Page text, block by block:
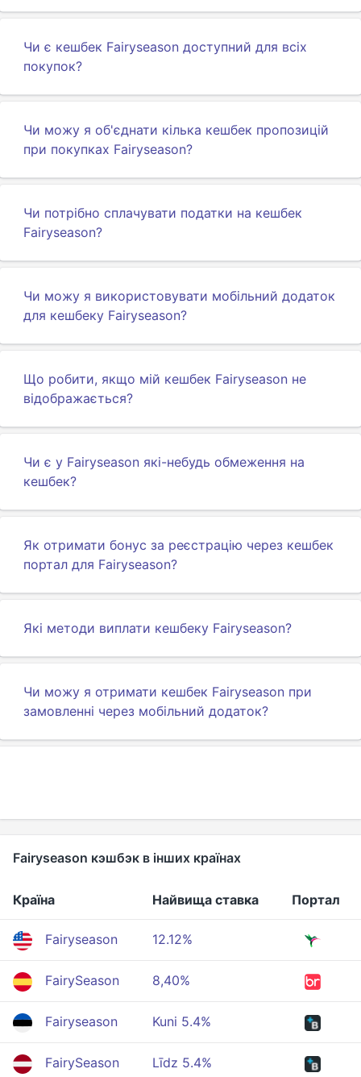
Чи є кешбек Fairyseason доступний для всіх
покупок?
Чи можу я об'єднати кілька кешбек пропозицій
при покупках Fairyseason?
Чи потрібно сплачувати податки на кешбек
Fairyseason?
Чи можу я використовувати мобільний додаток
для кешбеку Fairyseason?
Що робити, якщо мій кешбек Fairyseason не
відображається?
Чи є у Fairyseason які-небудь обмеження на
кешбек?
Як отримати бонус за реєстрацію через кешбек
портал для Fairyseason?
Які методи виплати кешбеку Fairyseason?
Чи можу я отримати кешбек Fairyseason при
замовленні через мобільний додаток?
Fairyseason кэшбэк в інших країнах
Країна Найвища ставка Портал
Fairyseason 12.12%
FairySeason 8,40%
Fairyseason Kuni 5.4%
FairySeason Līdz 5.4%